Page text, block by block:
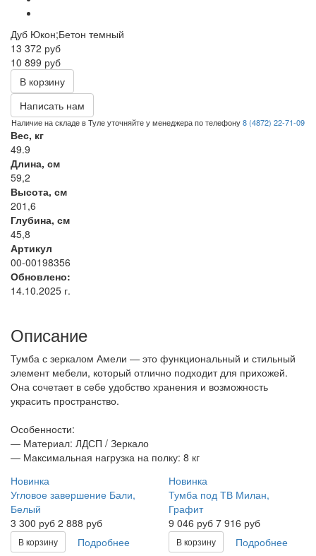
Дуб Юкон;Бетон темный
13 372 руб
10 899 руб
В корзину
Написать нам
Наличие на складе в Туле уточняйте у менеджера по телефону8 (4872) 22-71-09
Вес, кг
49.9
Длина, см
59,2
Высота, см
201,6
Глубина, см
45,8
Артикул
00-00198356
Обновлено:
14.10.2025 г.
Описание
Тумба с зеркалом Амели — это функциональный и стильный
элемент мебели, который отлично подходит для прихожей.
Она сочетает в себе удобство хранения и возможность
украсить пространство.
Особенности:
— Материал: ЛДСП / Зеркало
— Максимальная нагрузка на полку: 8 кг
Новинка
Угловое завершение Бали,
Белый
3 300 руб 2 888 руб
В корзину Подробнее
Новинка
Тумба под ТВ Милан,
Графит
9 046 руб 7 916 руб
В корзину Подробнее